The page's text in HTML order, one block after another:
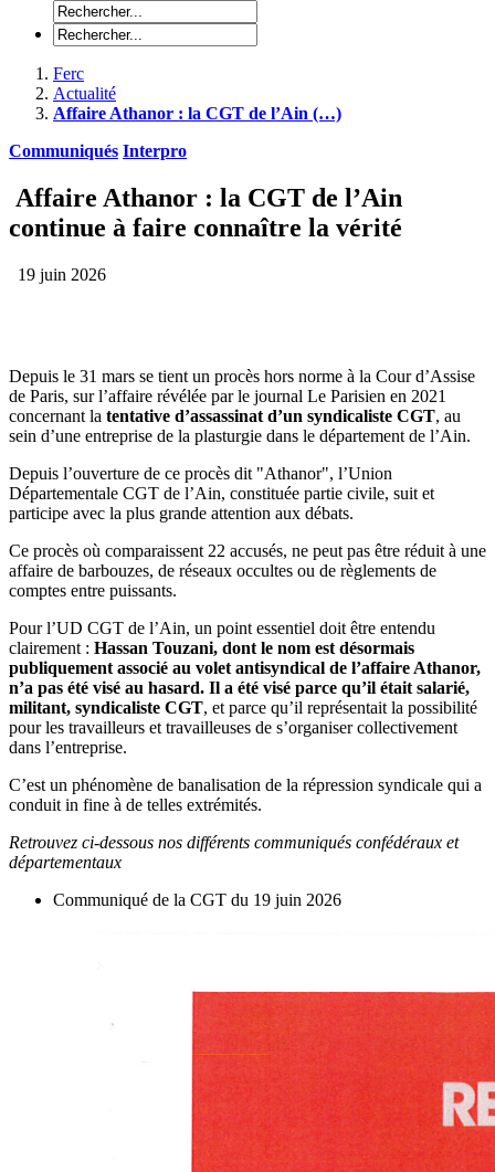
Ferc
Actualité
Affaire Athanor : la CGT de l’Ain (…)
Communiqués Interpro
Affaire Athanor : la CGT de l’Ain
continue à faire connaître la vérité
19 juin 2026
Depuis le 31 mars se tient un procès hors norme à la Cour d’Assise
de Paris, sur l’affaire révélée par le journal Le Parisien en 2021
concernant la tentative d’assassinat d’un syndicaliste CGT, au
sein d’une entreprise de la plasturgie dans le département de l’Ain.
Depuis l’ouverture de ce procès dit "Athanor", l’Union
Départementale CGT de l’Ain, constituée partie civile, suit et
participe avec la plus grande attention aux débats.
Ce procès où comparaissent 22 accusés, ne peut pas être réduit à une
affaire de barbouzes, de réseaux occultes ou de règlements de
comptes entre puissants.
Pour l’UD CGT de l’Ain, un point essentiel doit être entendu
clairement : Hassan Touzani, dont le nom est désormais
publiquement associé au volet antisyndical de l’affaire Athanor,
n’a pas été visé au hasard. Il a été visé parce qu’il était salarié,
militant, syndicaliste CGT, et parce qu’il représentait la possibilité
pour les travailleurs et travailleuses de s’organiser collectivement
dans l’entreprise.
C’est un phénomène de banalisation de la répression syndicale qui a
conduit in fine à de telles extrémités.
Retrouvez ci-dessous nos différents communiqués confédéraux et
départementaux
Communiqué de la CGT du 19 juin 2026